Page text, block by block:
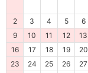
2
3 4 5 6
9
10 11 12 13
16
17 18 19 20
23
24 25 26 27